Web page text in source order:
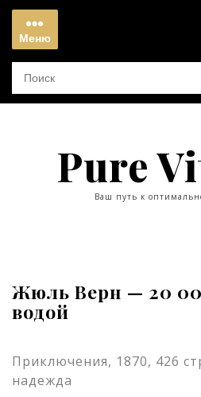
Перейти
содержимому
Меню
Меню
Pure
Ваш путь к
Жюль Верн — 20
водой
Приключения, 1870, 426
надежда